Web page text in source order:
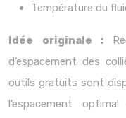
Température du
Idée originale :
d’espacement des
outils gratuits sont
l’espacement